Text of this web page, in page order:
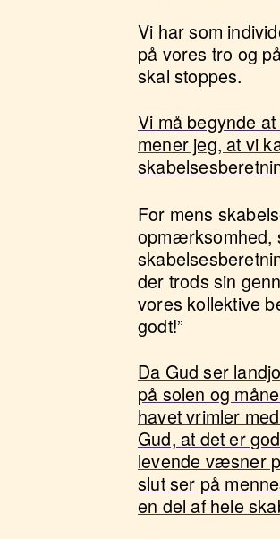
Vi har som
på vores tro og
skal stoppes.
Vi må begynde
mener jeg, at vi
For mens
opmærksomhed,
der trods sin
vores kollektive
godt!”
Da Gud ser
på solen og
havet vrimler
Gud, at det er
levende væsner
slut ser på
en del af hele